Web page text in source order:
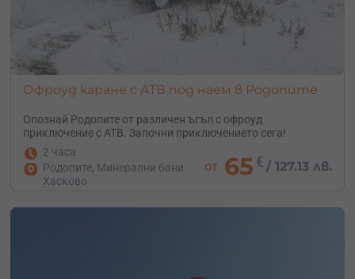
Офроуд каране с АТВ под наем в Родопите
Опознай Родопите от различен ъгъл с офроуд
приключение с АТВ. Започни приключението сега!
2 часа
Родопите, Минерални бани
Хасково
от 65 € / 127.13 лв.